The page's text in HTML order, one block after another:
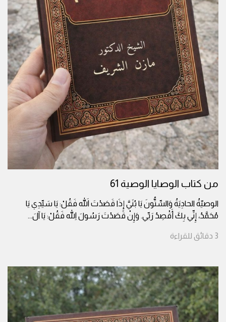
من كتاب الوصايا الوصية 61
الوصيّةُ الحادِيَةُ وَالسِّتُّونَ يَا بُنَيَّ إِذَا قَصَدْتَ اللهَ فَقُلْ: يَا سَيِّدِي يَا
مُحَمَّدُ، إِنِّي بِكَ أَقْصِدُ رَبِّي. وَإِنْ قَصَدْتَ رَسُولَ اللهِ فَقُلْ: يَا آلَ...
3 دقائق للقراءة